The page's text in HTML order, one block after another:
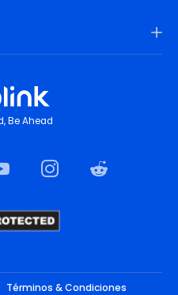
Be Ahead
Términos & Condiciones